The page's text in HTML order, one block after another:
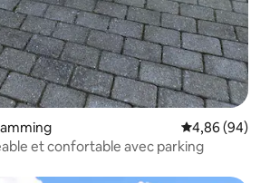
Évaluation
4,86 (94)
et confortable avec parking